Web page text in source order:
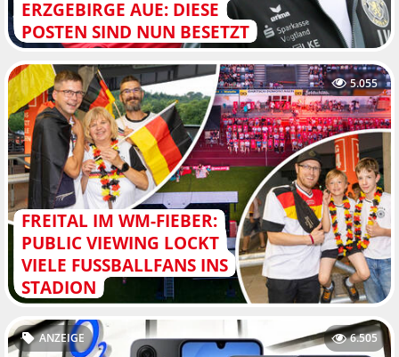
ERZGEBIRGE AUE: DIESE
POSTEN SIND NUN BESETZT
FREITAL IM WM-FIEBER:
PUBLIC VIEWING LOCKT
VIELE FUSSBALLFANS INS S
TADION
5.055
ANZEIGE 6.505